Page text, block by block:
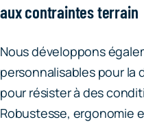
aux contraintes terrain
Nous développons
personnalisables pour la
pour résister à des
Robustesse, ergonomie